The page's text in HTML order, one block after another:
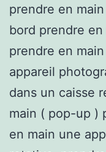
prendre en
bord prendre
prendre en
appareil
dans un caisse
main ( pop-up )
en main une